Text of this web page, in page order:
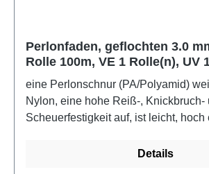
Perlonfaden, geflochten 3.0
Rolle 100m, VE 1 Rolle(n), UV
eine Perlonschnur (PA/Polyamid)
Nylon, eine hohe Reiß-, Knickbruch-
Scheuerfestigkeit auf, ist leicht,
Motten und Termiten.Farbe: weiß
Details